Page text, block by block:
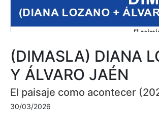
(DIMASLA) DIANA
Y ÁLVARO JAÉN
El paisaje como acontecer
30/03/2026